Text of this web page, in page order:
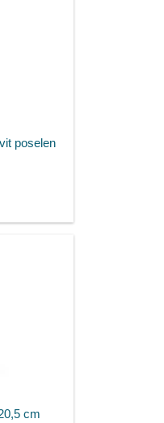
poselen
cm